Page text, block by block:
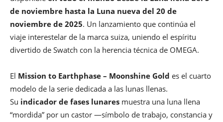
de noviembre hasta la Luna nueva del 20 de
noviembre de 2025. Un lanzamiento que continúa el
viaje interestelar de la marca suiza, uniendo el espíritu
divertido de Swatch con la herencia técnica de OMEGA.
El Mission to Earthphase – Moonshine Gold es el cuarto
modelo de la serie dedicada a las lunas llenas.
Su indicador de fases lunares muestra una luna llena
“mordida” por un castor —símbolo de trabajo, constancia y